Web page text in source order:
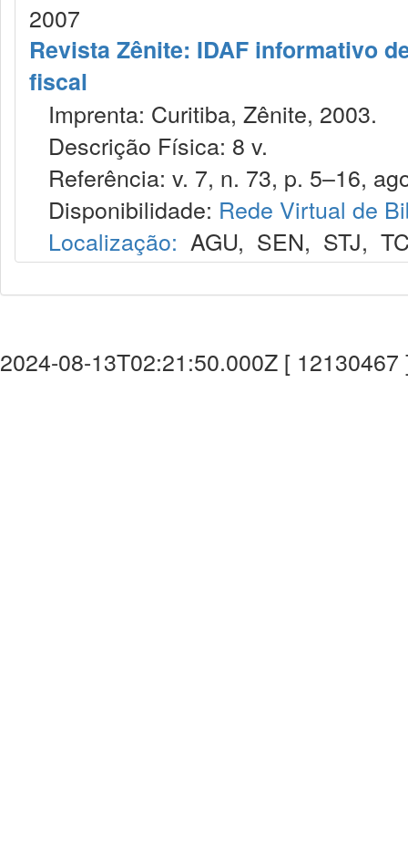
2007
Revista Zênite: IDAF informativo
fiscal
Imprenta: Curitiba, Zênite, 2003.
Descrição Física: 8 v.
Referência: v. 7, n. 73, p. 5–16,
Disponibilidade: Rede Virtual de
Localização: AGU, SEN, STJ,
2024-08-13T02:21:50.000Z [ 12130467